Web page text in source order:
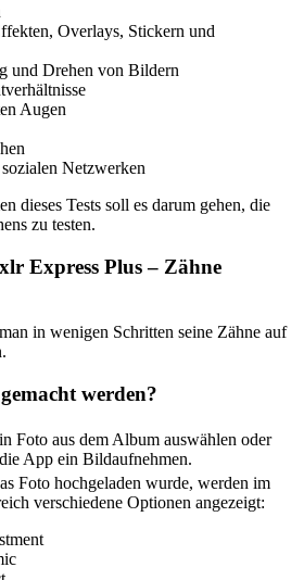
Overlays, Stickern und
und Drehen von Bildern
Augen
Netzwerken
dieses Tests soll es darum gehen, die
zu testen.
Express Plus – Zähne
in wenigen Schritten seine Zähne auf
werden?
Foto aus dem Album auswählen oder
App ein Bildaufnehmen.
Foto hochgeladen wurde, werden im
verschiedene Optionen angezeigt: